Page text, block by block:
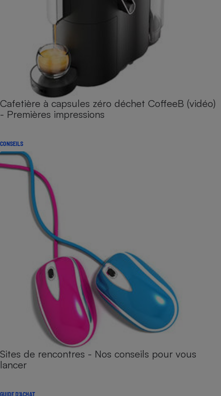
Cafetière à capsules zéro déchet CoffeeB (vidéo)
- Premières impressions
CONSEILS
Sites de rencontres - Nos conseils pour vous
lancer
GUIDE D'ACHAT